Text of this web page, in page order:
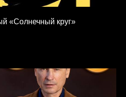
«Солнечный круг»